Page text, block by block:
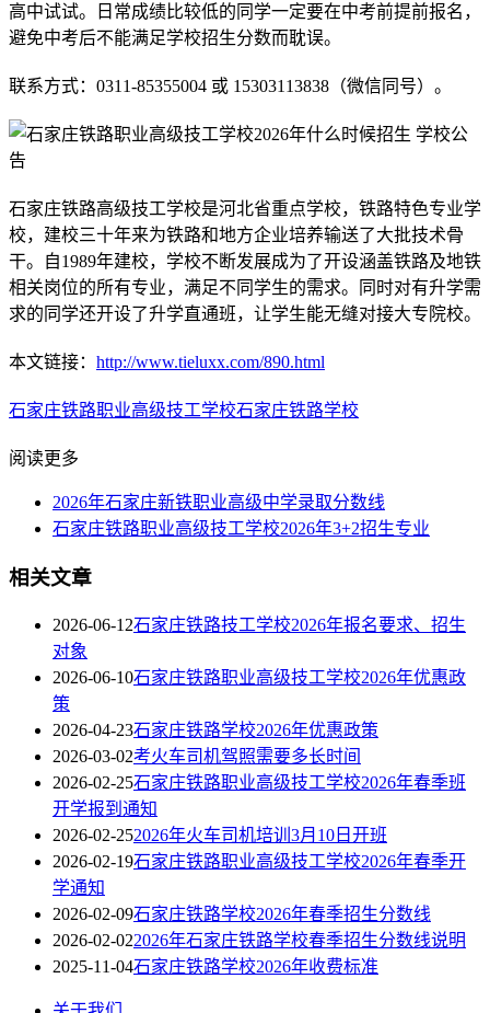
高中试试。日常成绩比较低的同学一定要在中考前提前报名，
避免中考后不能满足学校招生分数而耽误。
联系方式：0311-85355004 或 15303113838（微信同号）。
石家庄铁路高级技工学校是河北省重点学校，铁路特色专业学
校，建校三十年来为铁路和地方企业培养输送了大批技术骨
干。自1989年建校，学校不断发展成为了开设涵盖铁路及地铁
相关岗位的所有专业，满足不同学生的需求。同时对有升学需
求的同学还开设了升学直通班，让学生能无缝对接大专院校。
本文链接： http://www.tieluxx.com/890.html
石家庄铁路职业高级技工学校石家庄铁路学校
阅读更多
2026年石家庄新铁职业高级中学录取分数线
石家庄铁路职业高级技工学校2026年3+2招生专业
相关文章
2026-06-12石家庄铁路技工学校2026年报名要求、招生
对象
2026-06-10石家庄铁路职业高级技工学校2026年优惠政
策
2026-04-23石家庄铁路学校2026年优惠政策
2026-03-02考火车司机驾照需要多长时间
2026-02-25石家庄铁路职业高级技工学校2026年春季班
开学报到通知
2026-02-252026年火车司机培训3月10日开班
2026-02-19石家庄铁路职业高级技工学校2026年春季开
学通知
2026-02-09石家庄铁路学校2026年春季招生分数线
2026-02-022026年石家庄铁路学校春季招生分数线说明
2025-11-04石家庄铁路学校2026年收费标准